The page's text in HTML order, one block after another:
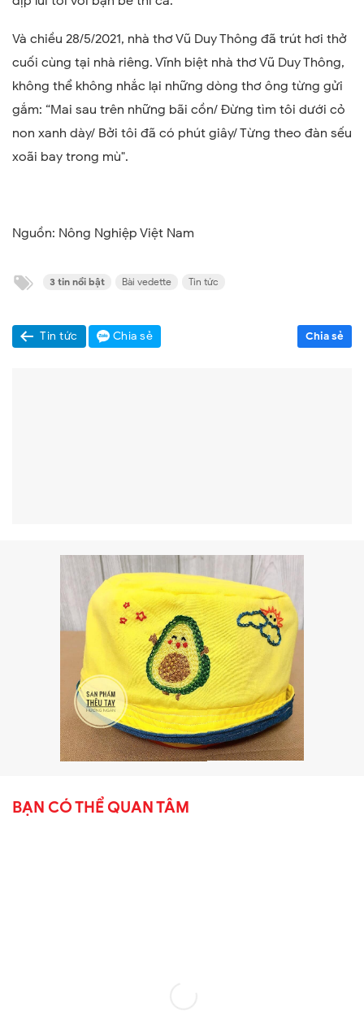
Và chiều 28/5/2021, nhà thơ Vũ Duy Thông đã trút hơi thở
cuối cùng tại nhà riêng. Vĩnh biệt nhà thơ Vũ Duy Thông,
không thể không nhắc lại những dòng thơ ông từng gửi
gắm: “Mai sau trên những bãi cồn/ Đừng tìm tôi dưới cỏ
non xanh dày/ Bởi tôi đã có phút giây/ Từng theo đàn sếu
xoãi bay trong mù".
Nguồn: Nông Nghiệp Việt Nam
3 tin nổi bật Bài vedette Tin tức
Tin tức Chia sẻ Chia sẻ
BẠN CÓ THỂ QUAN TÂM